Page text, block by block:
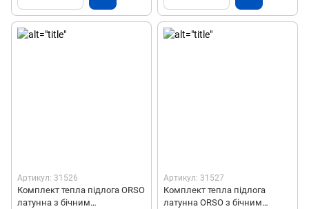
Артикул: 31526
Комплект тепла підлога ORSO
латунна з бічним
Артикул: 31527
Комплект тепла підлога
латунна ORSO з бічним